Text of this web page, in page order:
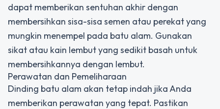
dapat memberikan sentuhan akhir dengan
membersihkan sisa-sisa semen atau perekat yang
mungkin menempel pada batu alam. Gunakan
sikat atau kain lembut yang sedikit basah untuk
membersihkannya dengan lembut.
Perawatan dan Pemeliharaan
Dinding batu alam akan tetap indah jika Anda
memberikan perawatan yang tepat. Pastikan